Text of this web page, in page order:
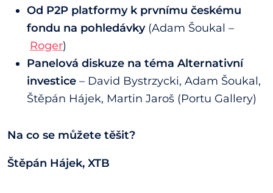
Od P2P platformy k prvnímu českému
fondu na pohledávky(Adam Šoukal –
Roger)
Panelová diskuze na téma Alternativní
investice – David Bystrzycki, Adam Šoukal,
Štěpán Hájek, Martin Jaroš (Portu Gallery)
Na co se můžete těšit?
Štěpán Hájek, XTB